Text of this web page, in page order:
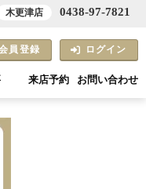
員登録 ログイン
来店予約 お問い合わせ
木更津店 0438-97-7821